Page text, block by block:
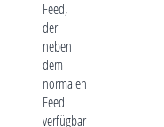
Feed,
der
neben
dem
normalen
Feed
verfügbar